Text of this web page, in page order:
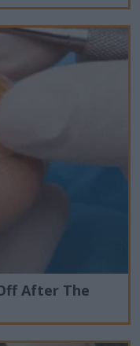
After The